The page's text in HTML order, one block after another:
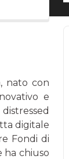
nato con
e
digitale
Fondi di
ha chiuso